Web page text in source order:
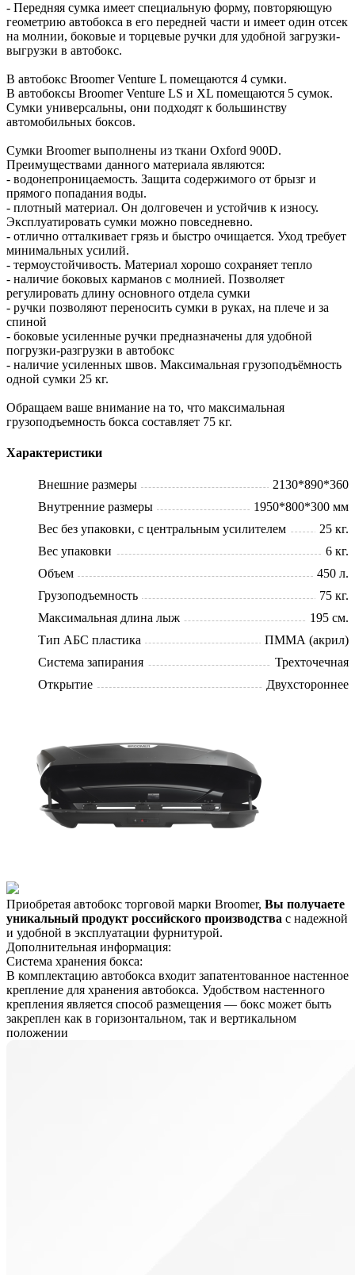
- Передняя сумка имеет специальную форму, повторяющую
геометрию автобокса в его передней части и имеет один отсек
на молнии, боковые и торцевые ручки для удобной загрузки-
выгрузки в автобокс.
В автобокс Broomer Venture L помещаются 4 сумки.
В автобоксы Broomer Venture LS и XL помещаются 5 сумок.
Сумки универсальны, они подходят к большинству
автомобильных боксов.
Сумки Broomer выполнены из ткани Oxford 900D.
Преимуществами данного материала являются:
- водонепроницаемость. Защита содержимого от брызг и
прямого попадания воды.
- плотный материал. Он долговечен и устойчив к износу.
Эксплуатировать сумки можно повседневно.
- отлично отталкивает грязь и быстро очищается. Уход требует
минимальных усилий.
- термоустойчивость. Материал хорошо сохраняет тепло
- наличие боковых карманов с молнией. Позволяет
регулировать длину основного отдела сумки
- ручки позволяют переносить сумки в руках, на плече и за
спиной
- боковые усиленные ручки предназначены для удобной
погрузки-разгрузки в автобокс
- наличие усиленных швов. Максимальная грузоподъёмность
одной сумки 25 кг.
Обращаем ваше внимание на то, что максимальная
грузоподъемность бокса составляет 75 кг.
Характеристики
Внешние размеры
2130*890*360
Внутренние размеры
1950*800*300 мм
Вес без упаковки, с центральным усилителем
25 кг.
Вес упаковки
6 кг.
Объем
450 л.
Грузоподъемность
75 кг.
Максимальная длина лыж
195 см.
Тип АБС пластика
ПММА (акрил)
Система запирания
Трехточечная
Открытие
Двухстороннее
Приобретая автобокс торговой марки Broomer, Вы получаете
уникальный продукт российского производства с надежной
и удобной в эксплуатации фурнитурой.
Дополнительная информация:
Система хранения бокса:
В комплектацию автобокса входит запатентованное настенное
крепление для хранения автобокса. Удобством настенного
крепления является способ размещения — бокс может быть
закреплен как в горизонтальном, так и вертикальном
положении